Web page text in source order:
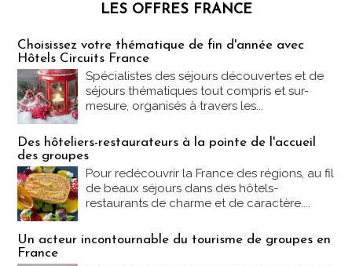
LES OFFRES FRANCE
Choisissez votre thématique de fin d'année avec
Hôtels Circuits France
Spécialistes des séjours découvertes et de
séjours thématiques tout compris et sur-
mesure, organisés à travers les...
Des hôteliers-restaurateurs à la pointe de l'accueil
des groupes
Pour redécouvrir la France des régions, au fil
de beaux séjours dans des hôtels-
restaurants de charme et de caractère....
Un acteur incontournable du tourisme de groupes en
France